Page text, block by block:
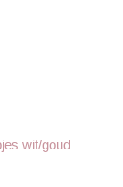
wit/goud